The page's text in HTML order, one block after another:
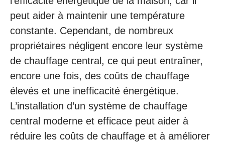
peut aider à maintenir une température
constante. Cependant, de nombreux
propriétaires négligent encore leur système
de chauffage central, ce qui peut entraîner,
encore une fois, des coûts de chauffage
élevés et une inefficacité énergétique.
L’installation d’un système de chauffage
central moderne et efficace peut aider à
réduire les coûts de chauffage et à améliorer